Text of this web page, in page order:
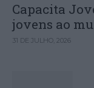
Capacita
jovens ao
31 DE JULHO, 2026